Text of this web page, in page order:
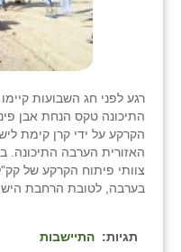
רגע לפני חג השבועות
התיכונה טקס הנחת אבן
הקרקע על ידי קרן קימת
האזורית הערבה התיכונה.
צוותי פיתוח הקרקע של
בערבה, לטובת הרחבת
תגיות: התיישבות